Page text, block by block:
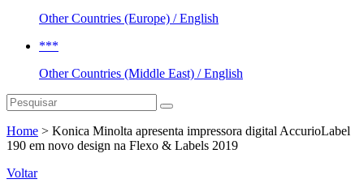
Other Countries (Europe) / English
***
Other Countries (Middle East) / English
Home > Konica Minolta apresenta impressora digital AccurioLabel
190 em novo design na Flexo & Labels 2019
Voltar